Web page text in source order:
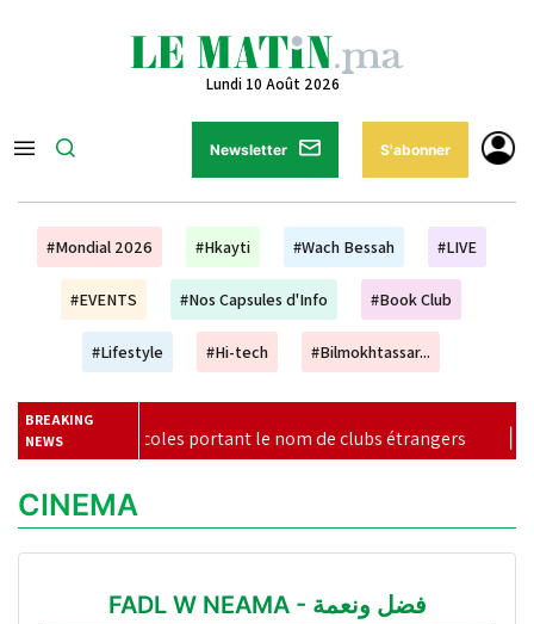
Lundi 10 Août 2026
Newsletter S'abonner
#Mondial 2026 #Hkayti #Wach Bessah #LIVE
#EVENTS #Nos Capsules d'Info #Book Club
#Lifestyle #Hi-tech #Bilmokhtassar...
BREAKING
NEWSportant le nom de clubs étrangers | Mondiaux
CINEMA
FADL W NEAMA - فضل ونعمة